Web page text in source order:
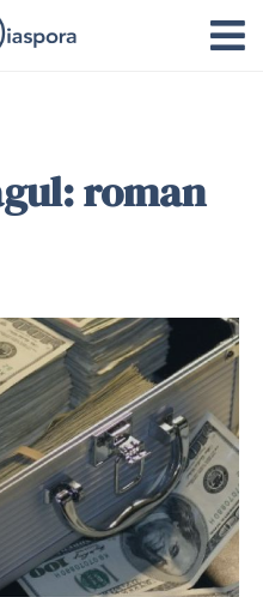
roman